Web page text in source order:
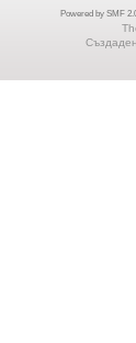
Powered by SMF